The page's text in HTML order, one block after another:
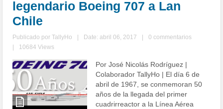
legendario Boeing 707 a Lan
Chile
Publicado porTallyHo Date: abril 06, 2017
0 commentarios
10684 Views
Por José Nicolás Rodríguez |
Colaborador TallyHo | El día 6 de
abril de 1967, se conmemoran 50
años de la llegada del primer
cuadrirreactor a la Línea Aérea